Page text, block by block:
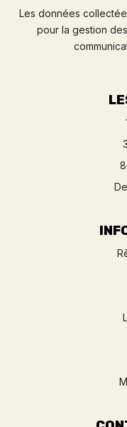
Les données
pour la gestion